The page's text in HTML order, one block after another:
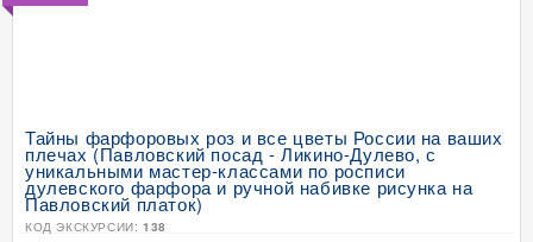
Тайны фарфоровых роз и все цветы России на ваших
плечах (Павловский посад - Ликино-Дулево, с
уникальными мастер-классами по росписи
дулевского фарфора и ручной набивке рисунка на
Павловский платок)
КОД ЭКСКУРСИИ: 138